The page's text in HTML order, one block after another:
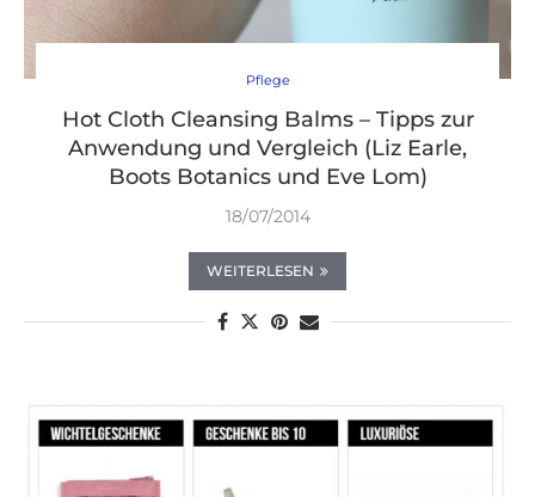
Pflege
Hot Cloth Cleansing Balms – Tipps zur
Anwendung und Vergleich (Liz Earle,
Boots Botanics und Eve Lom)
18/07/2014
WEITERLESEN